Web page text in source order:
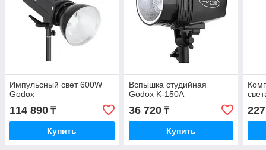
Импульсный свет 600W
Godox
114 890 ₸
Купить
Вспышка студийная
Godox K-150A
36 720₸
Купить